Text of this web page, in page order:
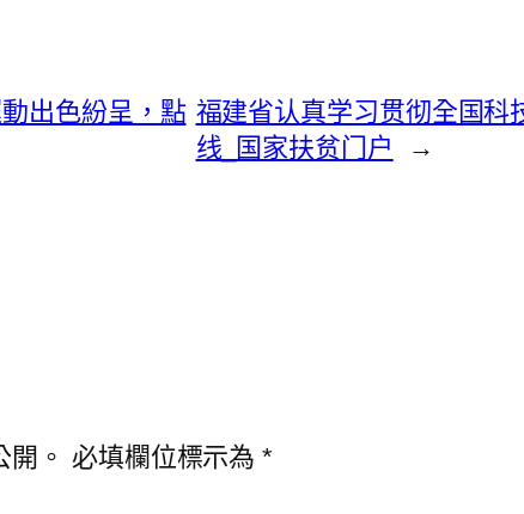
出色紛呈，點 福建省认真学习贯彻全国科
线_国家扶贫门户
→
。 必填欄位標示為*